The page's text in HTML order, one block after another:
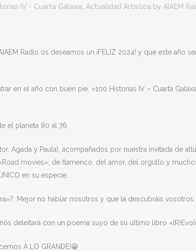
IV - Cuarta Galaxia Actualidad Artística by AIAEM
Radio os deseamos un ¡FELIZ 2024! y que este año
en el año con buen pie, «100 Historias IV – Cuarta
el planeta 80 al 76.
Ágada y Paula), acompañados por nuestra invitada de
movies», de flamenco, del amor, del orgullo y
en su especie.
Mejor no hablar nosotros y que la descubráis vosotros.
deleitará con un poema suyo de su último libro
A LO GRANDE!😀